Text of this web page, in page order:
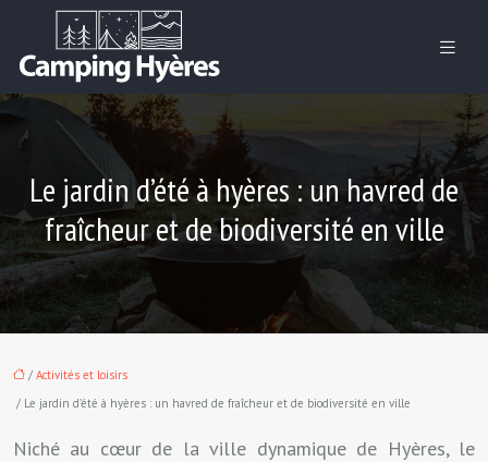
Le jardin d’été à hyères : un havred de
fraîcheur et de biodiversité en ville
/ Activités et loisirs
/ Le jardin d’été à hyères : un havred de fraîcheur et de biodiversité en ville
Niché au cœur de la ville dynamique de Hyères, le